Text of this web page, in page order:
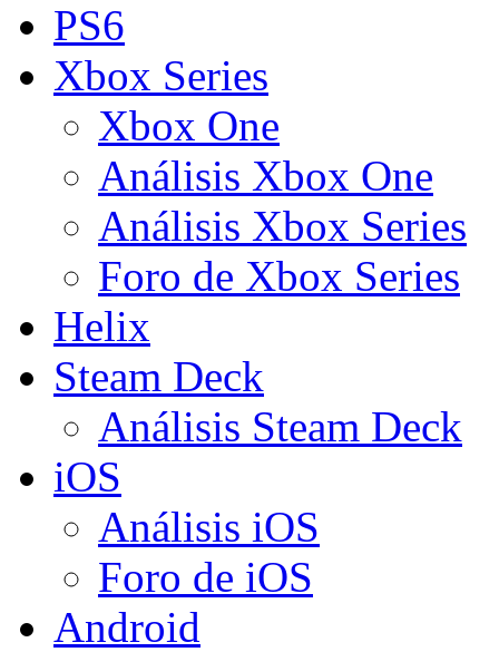
PS6
Xbox Series
Xbox One
Análisis Xbox One
Análisis Xbox Series
Foro de Xbox Series
Helix
Steam Deck
Análisis Steam Deck
iOS
Análisis iOS
Foro de iOS
Android